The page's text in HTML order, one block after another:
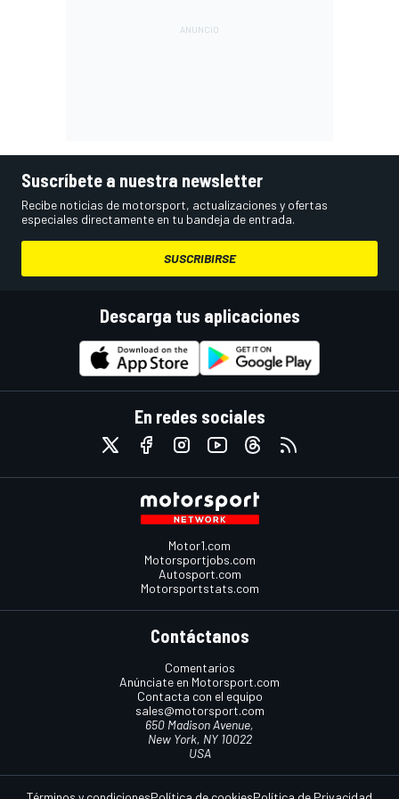
Suscríbete a nuestra newsletter
Recibe noticias de motorsport, actualizaciones y ofertas
especiales directamente en tu bandeja de entrada.
SUSCRIBIRSE
Descarga tus aplicaciones
En redes sociales
Motor1.com
Motorsportjobs.com
Autosport.com
Motorsportstats.com
Contáctanos
Comentarios
Anúnciate en Motorsport.com
Contacta con el equipo
sales@motorsport.com
650 Madison Avenue,
New York, NY 10022
USA